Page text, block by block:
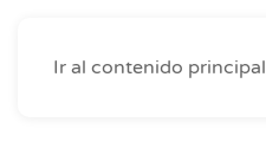
Ir al contenido principal